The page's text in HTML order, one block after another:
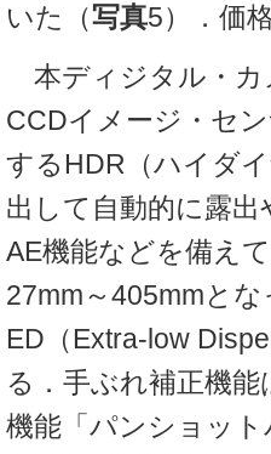
いた（写真5）．価
本ディジタル・カ
CCDイメージ・セ
するHDR（ハイダ
出して自動的に露
AE機能などを備え
27mm～405mmと
ED（Extra-low
る．手ぶれ補正機
機能「パンショッ